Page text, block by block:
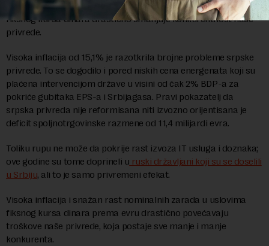
stopa inflacije trenutno duplo niža; to znači da se u uslovima
fiksnog kursa dinara drastično smanjuje konkurentnost naše
privrede.
Visoka inflacija od 15,1% je razotkrila brojne probleme srpske
privrede. To se dogodilo i pored niskih cena energenata koji su
plaćena intervencijom države u visini od čak 2% BDP-a za
pokriće gubitaka EPS-a i Srbijagasa. Pravi pokazatelj da
srpska privreda nije reformisana niti izvozno orijentisana je
deficit spoljnotrgovinske razmene od 11,4 milijardi evra.
Toliku rupu ne može da pokrije rast izvoza IT usluga i doznaka;
ove godine su tome doprineli u ruski državljani koji su se doselili
u Srbiju, ali to je samo privremeni efekat.
Visoka inflacija i snažan rast nominalnih zarada u uslovima
fiksnog kursa dinara prema evru drastično povećavaju
troškove naše privrede, koja postaje sve manje i manje
konkurenta.